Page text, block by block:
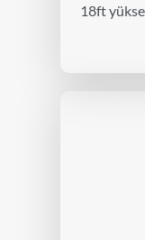
18ft